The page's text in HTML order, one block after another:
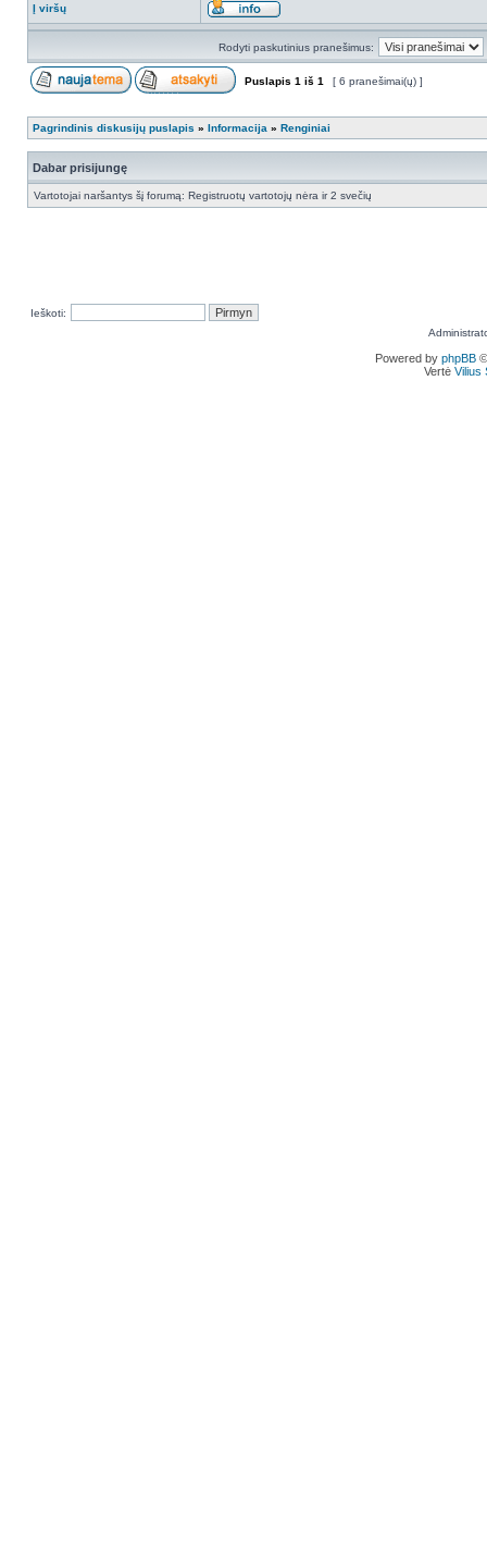
Į viršų
Rodyti paskutinius pranešimus:
Puslapis 1 iš 1 [ 6 pranešimai(ų) ]
Pagrindinis diskusijų puslapis » Informacija » Renginiai
Dabar prisijungę
Vartotojai naršantys šį forumą: Registruotų vartotojų nėra ir 2 svečių
Ieškoti:
Powered by phpBB
Vertė Vilius